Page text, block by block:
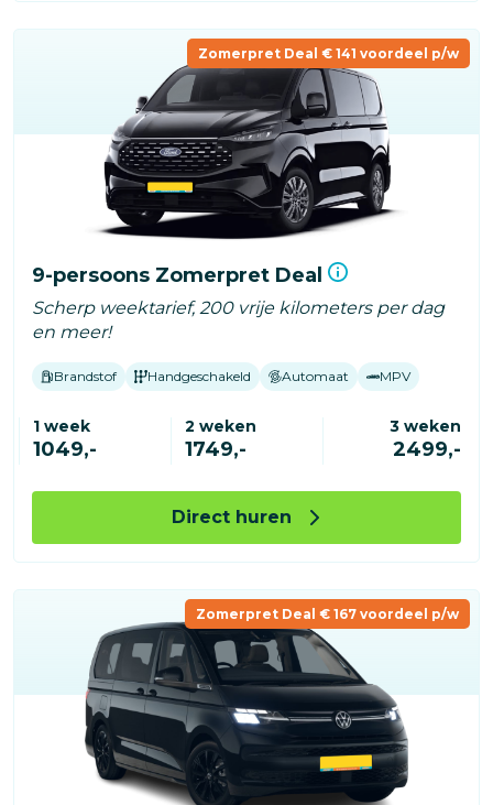
Zomerpret Deal € 141 voordeel p/w
9-persoons Zomerpret Deal
Scherp weektarief, 200 vrije kilometers per dag
en meer!
Brandstof Handgeschakeld Automaat MPV
1 week
1049,-
2 weken
1749,-
3 weken
2499,-
Direct huren
Zomerpret Deal € 167 voordeel p/w